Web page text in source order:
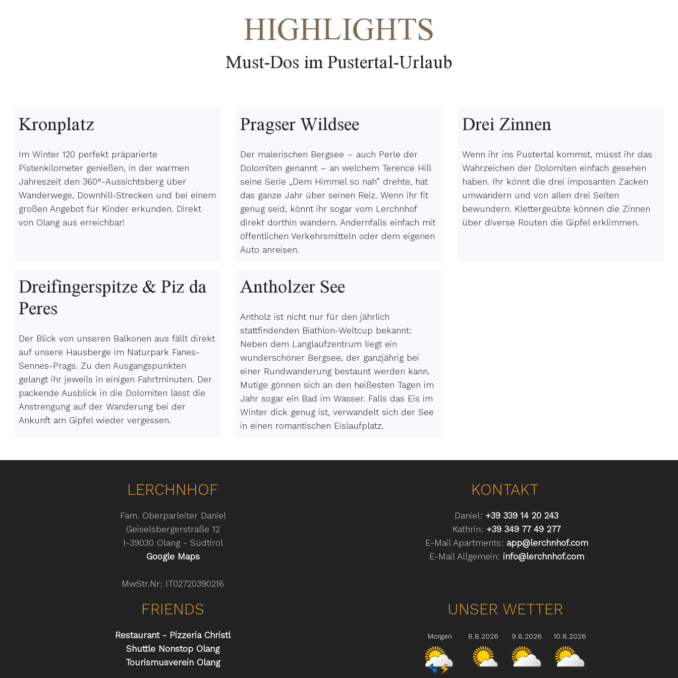
HIGHLIGHTS
Must-Dos im Pustertal-Urlaub
Kronplatz
Im Winter 120 perfekt präparierte
Pistenkilometer genießen, in der warmen
Jahreszeit den 360°-Aussichtsberg über
Wanderwege, Downhill-Strecken und bei einem
großen Angebot für Kinder erkunden. Direkt
von Olang aus erreichbar!
Pragser Wildsee
Der malerischen Bergsee – auch Perle der
Dolomiten genannt – an welchem Terence Hill
seine Serie „Dem Himmel so nah” drehte, hat
das ganze Jahr über seinen Reiz. Wenn ihr fit
genug seid, könnt ihr sogar vom Lerchnhof
direkt dorthin wandern. Andernfalls einfach mit
öffentlichen Verkehrsmitteln oder dem eigenen
Auto anreisen.
Drei Zinnen
Wenn ihr ins Pustertal kommst, müsst ihr das
Wahrzeichen der Dolomiten einfach gesehen
haben. Ihr könnt die drei imposanten Zacken
umwandern und von allen drei Seiten
bewundern. Klettergeübte können die Zinnen
über diverse Routen die Gipfel erklimmen.
Dreifingerspitze & Piz da
Peres
Der Blick von unseren Balkonen aus fällt direkt
auf unsere Hausberge im Naturpark Fanes-
Sennes-Prags. Zu den Ausgangspunkten
gelangt ihr jeweils in einigen Fahrtminuten. Der
packende Ausblick in die Dolomiten lässt die
Anstrengung auf der Wanderung bei der
Ankunft am Gipfel wieder vergessen.
Antholzer See
Antholz ist nicht nur für den jährlich
stattfindenden Biathlon-Weltcup bekannt:
Neben dem Langlaufzentrum liegt ein
wunderschöner Bergsee, der ganzjährig bei
einer Rundwanderung bestaunt werden kann.
Mutige gönnen sich an den heißesten Tagen im
Jahr sogar ein Bad im Wasser. Falls das Eis im
Winter dick genug ist, verwandelt sich der See
in einen romantischen Eislaufplatz.
LERCHNHOF
Fam. Oberparleiter Daniel
Geiselsbergerstraße 12
I-39030 Olang - Südtirol
Google Maps
MwStr.Nr: IT02720390216
KONTAKT
Daniel: +39 339 14 20 243
Kathrin: +39 349 77 49 277
E-Mail Apartments: app@lerchnhof.com
E-Mail Allgemein: info@lerchnhof.com
FRIENDS
Restaurant - Pizzeria Christl
Shuttle Nonstop Olang
Tourismusverein Olang
UNSER WETTER
Morgen 8.8.2026 9.8.2026 10.8.2026